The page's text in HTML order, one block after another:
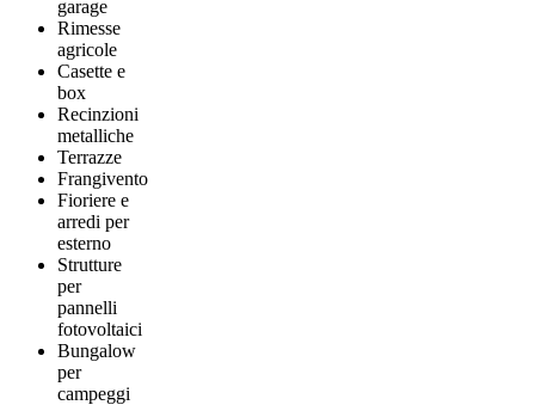
garage
Rimesse
agricole
Casette e
box
Recinzioni
metalliche
Terrazze
Frangivento
Fioriere e
arredi per
esterno
Strutture
per
pannelli
fotovoltaici
Bungalow
per
campeggi